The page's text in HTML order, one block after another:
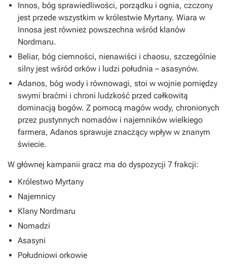
Innos, bóg sprawiedliwości, porządku i ognia, czczony
jest przede wszystkim w królestwie Myrtany. Wiara w
Innosa jest również powszechna wśród klanów
Nordmaru.
Beliar, bóg ciemności, nienawiści i chaosu, szczególnie
silny jest wśród orków i ludzi południa – asasynów.
Adanos, bóg wody i równowagi, stoi w wojnie pomiędzy
swymi braćmi i chroni ludzkość przed całkowitą
dominacją bogów. Z pomocą magów wody, chronionych
przez pustynnych nomadów i najemników wielkiego
farmera, Adanos sprawuje znaczący wpływ w znanym
świecie.
W głównej kampanii gracz ma do dyspozycji 7 frakcji:
Królestwo Myrtany
Najemnicy
Klany Nordmaru
Nomadzi
Asasyni
Południowi orkowie